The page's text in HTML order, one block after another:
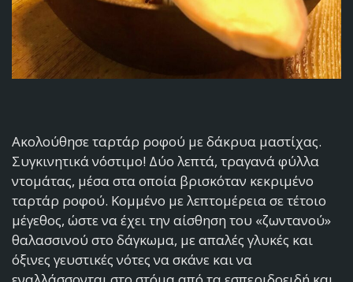
Ακολούθησε ταρτάρ ροφού με δάκρυα μαστίχας.
Συγκινητικά νόστιμο! Δύο λεπτά, τραγανά φύλλα
ντομάτας, μέσα στα οποία βρισκόταν κεκριμένο
ταρτάρ ροφού. Κομμένο με λεπτομέρεια σε τέτοιο
μέγεθος, ώστε να έχει την αίσθηση του «ζωντανού»
θαλασσινού στο δάγκωμα, με απαλές γλυκές και
όξινες γευστικές νότες να σκάνε και να